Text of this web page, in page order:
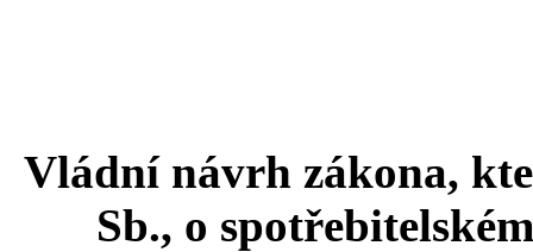
Vládní návrh zákona,
Sb., o